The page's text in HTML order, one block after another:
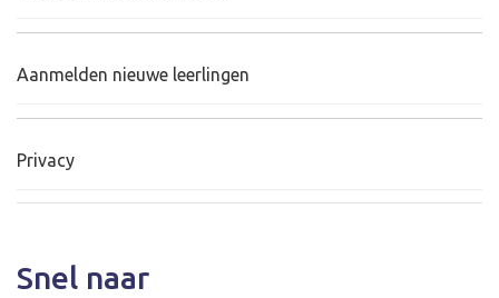
Aanmelden nieuwe leerlingen
Privacy
Snel naar